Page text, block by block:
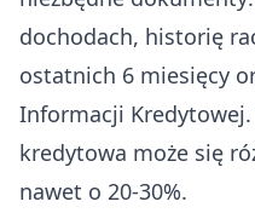
dochodach, historię
ostatnich 6 miesięcy
Informacji
kredytowa może się
nawet o 20-30%.